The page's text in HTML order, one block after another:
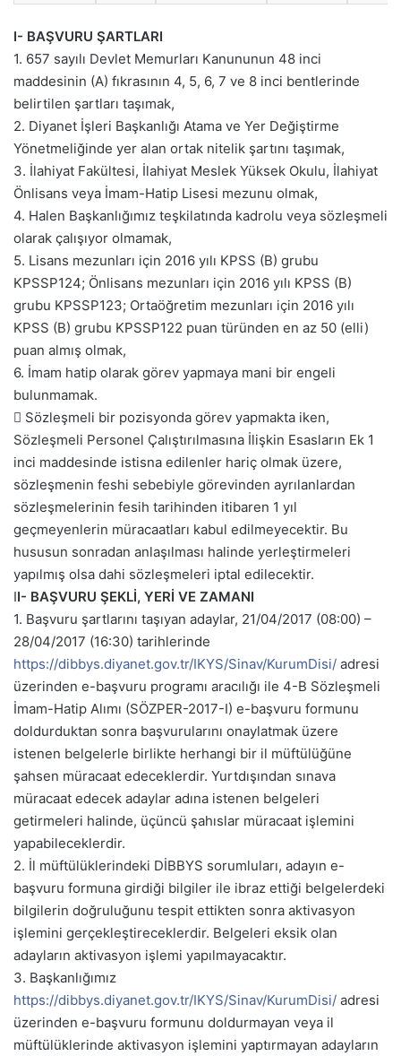
I- BAŞVURU ŞARTLARI
1. 657 sayılı Devlet Memurları Kanununun 48 inci
maddesinin (A) fıkrasının 4, 5, 6, 7 ve 8 inci bentlerinde
belirtilen şartları taşımak,
2. Diyanet İşleri Başkanlığı Atama ve Yer Değiştirme
Yönetmeliğinde yer alan ortak nitelik şartını taşımak,
3. İlahiyat Fakültesi, İlahiyat Meslek Yüksek Okulu, İlahiyat
Önlisans veya İmam-Hatip Lisesi mezunu olmak,
4. Halen Başkanlığımız teşkilatında kadrolu veya sözleşmeli
olarak çalışıyor olmamak,
5. Lisans mezunları için 2016 yılı KPSS (B) grubu
KPSSP124; Önlisans mezunları için 2016 yılı KPSS (B)
grubu KPSSP123; Ortaöğretim mezunları için 2016 yılı
KPSS (B) grubu KPSSP122 puan türünden en az 50 (elli)
puan almış olmak,
6. İmam hatip olarak görev yapmaya mani bir engeli
bulunmamak.
 Sözleşmeli bir pozisyonda görev yapmakta iken,
Sözleşmeli Personel Çalıştırılmasına İlişkin Esasların Ek 1
inci maddesinde istisna edilenler hariç olmak üzere,
sözleşmenin feshi sebebiyle görevinden ayrılanlardan
sözleşmelerinin fesih tarihinden itibaren 1 yıl
geçmeyenlerin müracaatları kabul edilmeyecektir. Bu
hususun sonradan anlaşılması halinde yerleştirmeleri
yapılmış olsa dahi sözleşmeleri iptal edilecektir.
II- BAŞVURU ŞEKLİ, YERİ VE ZAMANI
1. Başvuru şartlarını taşıyan adaylar, 21/04/2017 (08:00) –
28/04/2017 (16:30) tarihlerinde
https://dibbys.diyanet.gov.tr/IKYS/Sinav/KurumDisi/ adresi
üzerinden e-başvuru programı aracılığı ile 4-B Sözleşmeli
İmam-Hatip Alımı (SÖZPER-2017-I) e-başvuru formunu
doldurduktan sonra başvurularını onaylatmak üzere
istenen belgelerle birlikte herhangi bir il müftülüğüne
şahsen müracaat edeceklerdir. Yurtdışından sınava
müracaat edecek adaylar adına istenen belgeleri
getirmeleri halinde, üçüncü şahıslar müracaat işlemini
yapabileceklerdir.
2. İl müftülüklerindeki DİBBYS sorumluları, adayın e-
başvuru formuna girdiği bilgiler ile ibraz ettiği belgelerdeki
bilgilerin doğruluğunu tespit ettikten sonra aktivasyon
işlemini gerçekleştireceklerdir. Belgeleri eksik olan
adayların aktivasyon işlemi yapılmayacaktır.
3. Başkanlığımız
https://dibbys.diyanet.gov.tr/IKYS/Sinav/KurumDisi/ adresi
üzerinden e-başvuru formunu doldurmayan veya il
müftülüklerinde aktivasyon işlemini yaptırmayan adayların